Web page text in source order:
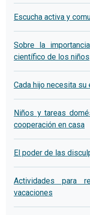
Escucha activa y
Sobre la
científico de los niños
Cada hijo necesita
Niños y tareas
cooperación en casa
El poder de las
Actividades para
vacaciones